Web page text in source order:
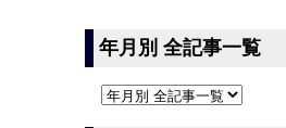
年月別 全記事一覧